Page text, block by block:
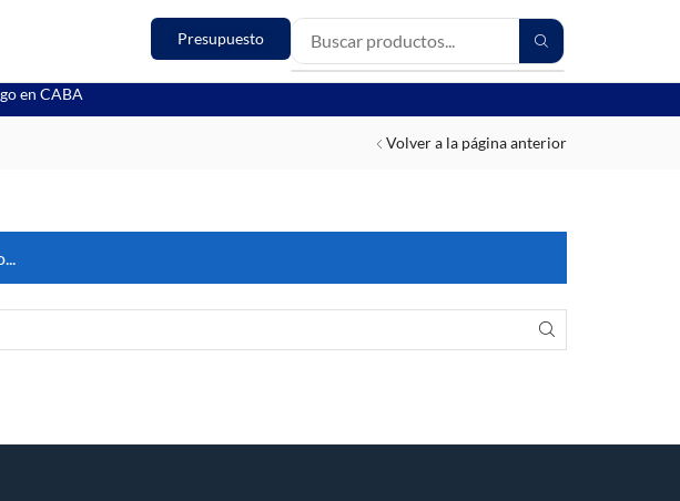
Presupuesto
en CABA
Volver a la página anterior